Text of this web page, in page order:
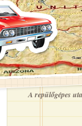
A repülőgépes